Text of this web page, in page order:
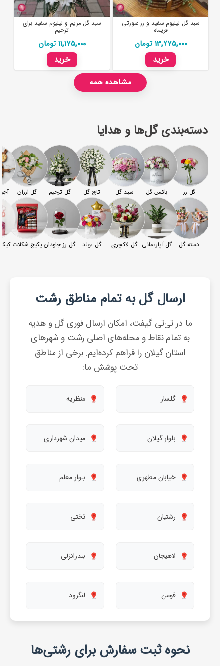
سبد گل لیلیوم سفید و رز صورتی
فریماه
13٬775٬000 تومان
خرید
سبد گل مریم و لیلیوم سفید برای
ترحیم
11٬175٬000 تومان
خرید
مشاهده همه
دسته‌بندی گل‌ها و هدایا
گل رز
دسته گل
باکس گل
گل آپارتمانی
سبد گل
گل لاکچری
تاج گل
گل تولد
گل ترحیم
گل رز جاودان
گل ارزان
پکیج شکلات
ارسال گل به تمام مناطق رشت
ما در تی‌تی گیفت، امکان ارسال فوری گل و هدیه
به تمام نقاط و محله‌های اصلی رشت و شهرهای
استان گیلان را فراهم کرده‌ایم. برخی از مناطق
تحت پوشش ما:
گلسار منظریه
بلوار گیلان میدان شهرداری
خیابان مطهری بلوار معلم
رشتیان تختی
لاهیجان بندرانزلی
فومن لنگرود
نحوه ثبت سفارش برای رشتی‌ها